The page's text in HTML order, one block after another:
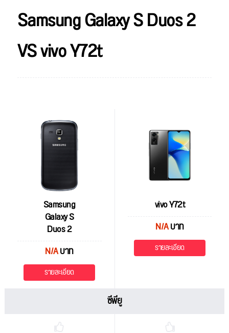
Samsung Galaxy S Duos 2
VS vivo Y72t
Samsung
Galaxy S
Duos 2
N/Aบาท
รายละเอียด
vivo Y72t
N/Aบาท
รายละเอียด
ซีพียู